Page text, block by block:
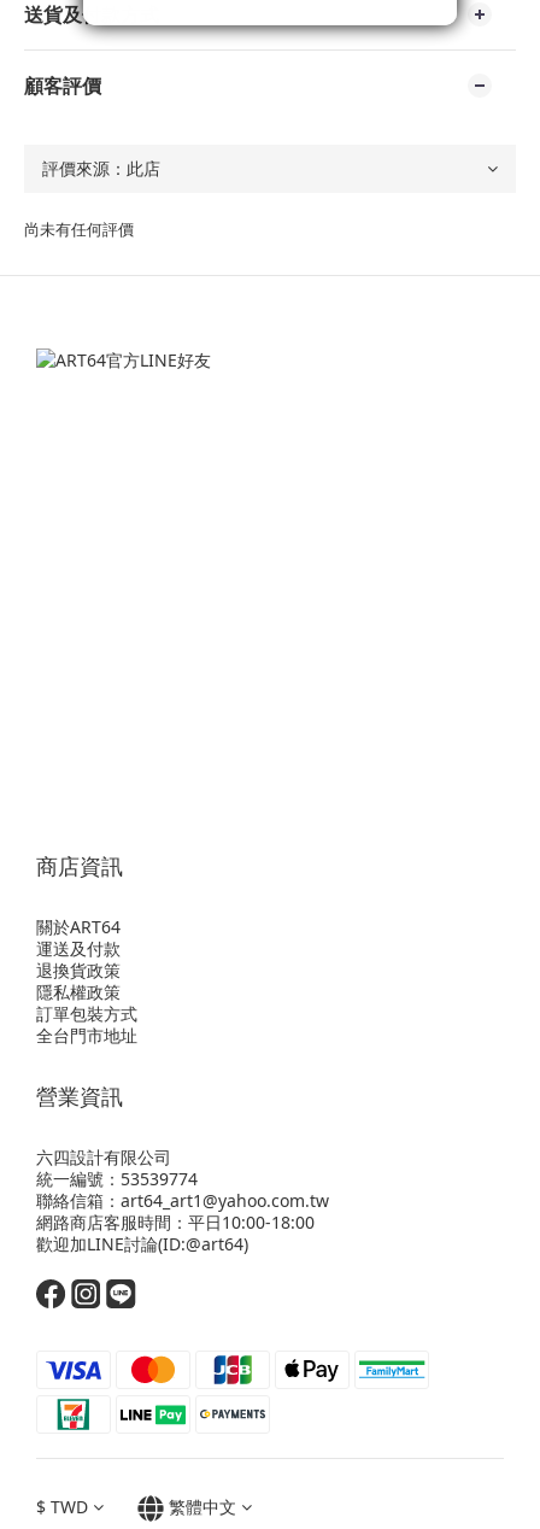
送貨及付款方式
顧客評價
尚未有任何評價
商店資訊
關於ART64
運送及付款
退換貨政策
隱私權政策
訂單包裝方式
全台門市地址
營業資訊
六四設計有限公司
統一編號：53539774
聯絡信箱：art64_art1@yahoo.com.tw
網路商店客服時間：平日10:00-18:00
歡迎加LINE討論(ID:@art64)
$ TWD 繁體中文